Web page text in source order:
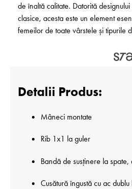
de înaltă calitate. Datorită
clasice, acesta este un element
femeilor de toate vârstele și tipurile
Detalii Produs:
Mâneci montate
Rib 1x1 la guler
Bandă de susținere la
Cusătură îngustă cu ac